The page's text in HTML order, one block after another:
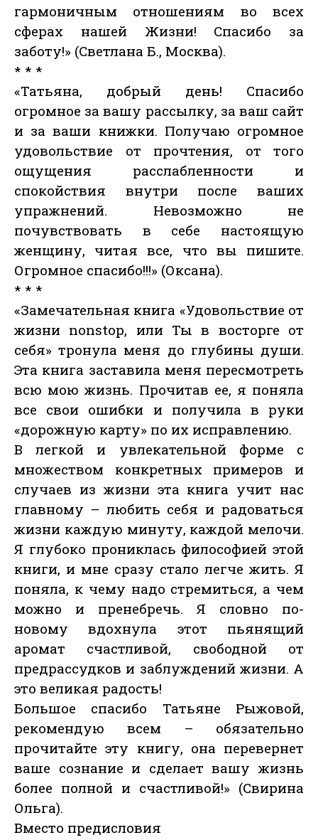
гармоничным отношениям во всех
сферах нашей Жизни! Спасибо за
заботу!» (Светлана Б., Москва).
* * *
«Татьяна, добрый день! Спасибо
огромное за вашу рассылку, за ваш сайт
и за ваши книжки. Получаю огромное
удовольствие от прочтения, от того
ощущения расслабленности и
спокойствия внутри после ваших
упражнений. Невозможно не
почувствовать в себе настоящую
женщину, читая все, что вы пишите.
Огромное спасибо!!!» (Оксана).
* * *
«Замечательная книга «Удовольствие от
жизни nonstop, или Ты в восторге от
себя» тронула меня до глубины души.
Эта книга заставила меня пересмотреть
всю мою жизнь. Прочитав ее, я поняла
все свои ошибки и получила в руки
«дорожную карту» по их исправлению.
В легкой и увлекательной форме с
множеством конкретных примеров и
случаев из жизни эта книга учит нас
главному – любить себя и радоваться
жизни каждую минуту, каждой мелочи.
Я глубоко прониклась философией этой
книги, и мне сразу стало легче жить. Я
поняла, к чему надо стремиться, а чем
можно и пренебречь. Я словно по-
новому вдохнула этот пьянящий
аромат счастливой, свободной от
предрассудков и заблуждений жизни. А
это великая радость!
Большое спасибо Татьяне Рыжовой,
рекомендую всем – обязательно
прочитайте эту книгу, она перевернет
ваше сознание и сделает вашу жизнь
более полной и счастливой!» (Свирина
Ольга).
Вместо предисловия